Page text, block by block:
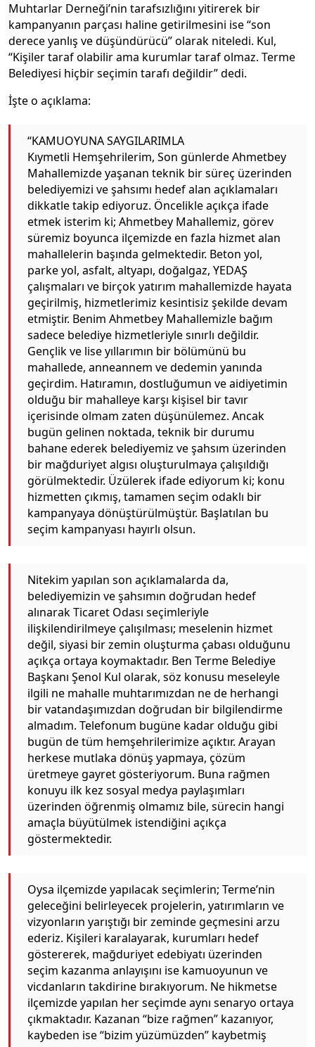
Muhtarlar Derneği’nin tarafsızlığını yitirerek bir
kampanyanın parçası haline getirilmesini ise “son
derece yanlış ve düşündürücü” olarak niteledi. Kul,
“Kişiler taraf olabilir ama kurumlar taraf olmaz. Terme
Belediyesi hiçbir seçimin tarafı değildir” dedi.
İşte o açıklama:
“KAMUOYUNA SAYGILARIMLA
Kıymetli Hemşehrilerim, Son günlerde Ahmetbey
Mahallemizde yaşanan teknik bir süreç üzerinden
belediyemizi ve şahsımı hedef alan açıklamaları
dikkatle takip ediyoruz. Öncelikle açıkça ifade
etmek isterim ki; Ahmetbey Mahallemiz, görev
süremiz boyunca ilçemizde en fazla hizmet alan
mahallelerin başında gelmektedir. Beton yol,
parke yol, asfalt, altyapı, doğalgaz, YEDAŞ
çalışmaları ve birçok yatırım mahallemizde hayata
geçirilmiş, hizmetlerimiz kesintisiz şekilde devam
etmiştir. Benim Ahmetbey Mahallemizle bağım
sadece belediye hizmetleriyle sınırlı değildir.
Gençlik ve lise yıllarımın bir bölümünü bu
mahallede, anneannem ve dedemin yanında
geçirdim. Hatıramın, dostluğumun ve aidiyetimin
olduğu bir mahalleye karşı kişisel bir tavır
içerisinde olmam zaten düşünülemez. Ancak
bugün gelinen noktada, teknik bir durumu
bahane ederek belediyemiz ve şahsım üzerinden
bir mağduriyet algısı oluşturulmaya çalışıldığı
görülmektedir. Üzülerek ifade ediyorum ki; konu
hizmetten çıkmış, tamamen seçim odaklı bir
kampanyaya dönüştürülmüştür. Başlatılan bu
seçim kampanyası hayırlı olsun.
Nitekim yapılan son açıklamalarda da,
belediyemizin ve şahsımın doğrudan hedef
alınarak Ticaret Odası seçimleriyle
ilişkilendirilmeye çalışılması; meselenin hizmet
değil, siyasi bir zemin oluşturma çabası olduğunu
açıkça ortaya koymaktadır. Ben Terme Belediye
Başkanı Şenol Kul olarak, söz konusu meseleyle
ilgili ne mahalle muhtarımızdan ne de herhangi
bir vatandaşımızdan doğrudan bir bilgilendirme
almadım. Telefonum bugüne kadar olduğu gibi
bugün de tüm hemşehrilerimize açıktır. Arayan
herkese mutlaka dönüş yapmaya, çözüm
üretmeye gayret gösteriyorum. Buna rağmen
konuyu ilk kez sosyal medya paylaşımları
üzerinden öğrenmiş olmamız bile, sürecin hangi
amaçla büyütülmek istendiğini açıkça
göstermektedir.
Oysa ilçemizde yapılacak seçimlerin; Terme’nin
geleceğini belirleyecek projelerin, yatırımların ve
vizyonların yarıştığı bir zeminde geçmesini arzu
ederiz. Kişileri karalayarak, kurumları hedef
göstererek, mağduriyet edebiyatı üzerinden
seçim kazanma anlayışını ise kamuoyunun ve
vicdanların takdirine bırakıyorum. Ne hikmetse
ilçemizde yapılan her seçimde aynı senaryo ortaya
çıkmaktadır. Kazanan “bize rağmen” kazanıyor,
kaybeden ise “bizim yüzümüzden” kaybetmiş